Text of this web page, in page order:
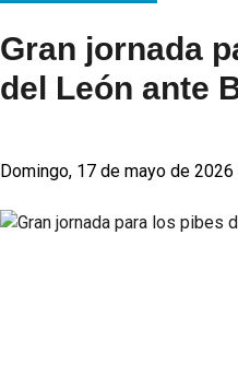
Gran jornada
del León ante
Domingo, 17 de mayo de 2026